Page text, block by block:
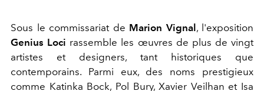
Sous le commissariat de Marion Vignal , l'exposition
Genius Loci rassemble les œuvres de plus de vingt
artistes et designers, tant historiques que
contemporains. Parmi eux, des noms prestigieux
comme Katinka Bock, Pol Bury, Xavier Veilhan et Isa